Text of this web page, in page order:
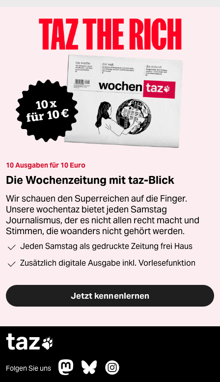
10 Ausgaben für 10 Euro
Die Wochenzeitung mit taz-Blick
Wir schauen den Superreichen auf die Finger.
Unsere wochentaz bietet jeden Samstag
Journalismus, der es nicht allen recht macht und
Stimmen, die woanders nicht gehört werden.
Jeden Samstag als gedruckte Zeitung frei Haus
Zusätzlich digitale Ausgabe inkl. Vorlesefunktion
Jetzt kennenlernen
taz
Folgen Sie uns